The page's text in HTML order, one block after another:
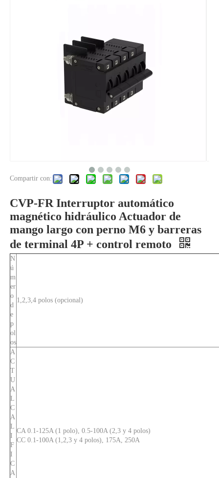
CVP-FR Interruptor automático magnético hidráulico Actuador de mango largo con perno M6 y barreras de terminal 3P + control remoto
CVP-FR Disyuntor magnético hidráulico Actuador de mango largo con tornillo M5 y barreras de terminal 2P + control remoto
Compartir con:
CVP-FR Interruptor automático
magnético hidráulico Actuador de
mango largo con perno M6 y barreras
de terminal 4P + control remoto
N
ú
m
er
o
d
e
p
ol
os
1,2,3,4 polos (opcional)
A
C
T
U
A
L
C
A
L
I
F
I
C
A
CA 0.1-125A (1 polo), 0.5-100A (2,3 y 4 polos)
CC 0.1-100A (1,2,3 y 4 polos), 175A, 250A